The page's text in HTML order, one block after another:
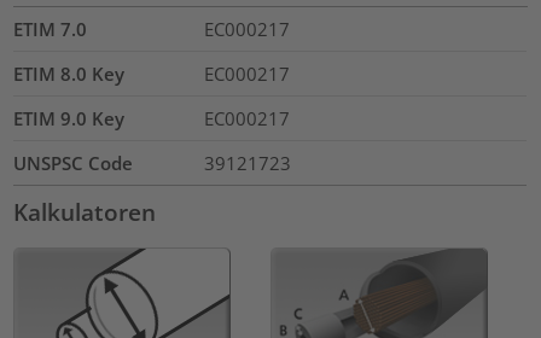
ETIM 7.0
EC000217
ETIM 8.0 Key
EC000217
ETIM 9.0 Key
EC000217
UNSPSC Code
39121723
Kalkulatoren